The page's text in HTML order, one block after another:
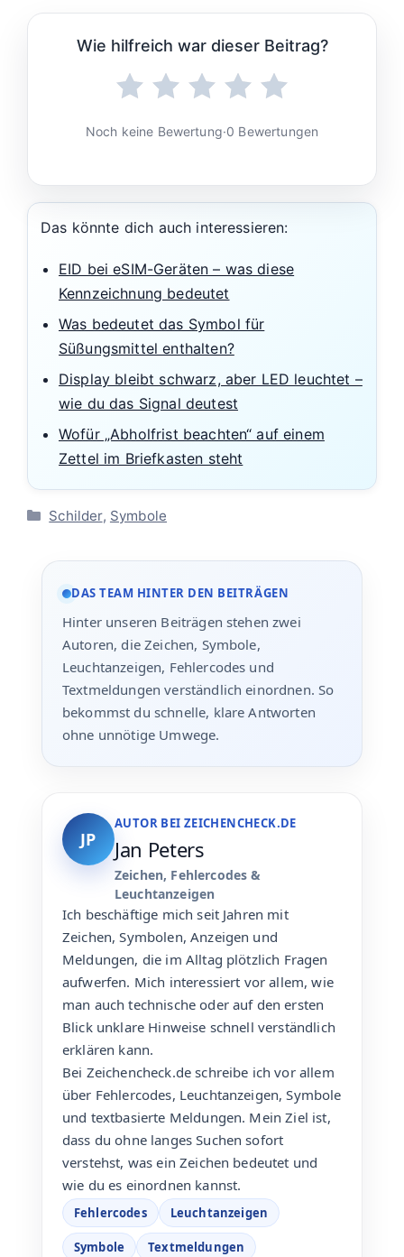
Wie hilfreich war dieser Beitrag?
Noch keine Bewertung·0 Bewertungen
Das könnte dich auch interessieren:
EID bei eSIM-Geräten – was diese
Kennzeichnung bedeutet
Was bedeutet das Symbol für
Süßungsmittel enthalten?
Display bleibt schwarz, aber LED leuchtet –
wie du das Signal deutest
Wofür „Abholfrist beachten“ auf einem
Zettel im Briefkasten steht
Kategorien
Schilder, Symbole
DAS TEAM HINTER DEN BEITRÄGEN
Hinter unseren Beiträgen stehen zwei
Autoren, die Zeichen, Symbole,
Leuchtanzeigen, Fehlercodes und
Textmeldungen verständlich einordnen. So
bekommst du schnelle, klare Antworten
ohne unnötige Umwege.
JP
AUTOR BEI ZEICHENCHECK.DE
Jan Peters
Zeichen, Fehlercodes &
Leuchtanzeigen
Ich beschäftige mich seit Jahren mit
Zeichen, Symbolen, Anzeigen und
Meldungen, die im Alltag plötzlich Fragen
aufwerfen. Mich interessiert vor allem, wie
man auch technische oder auf den ersten
Blick unklare Hinweise schnell verständlich
erklären kann.
Bei Zeichencheck.de schreibe ich vor allem
über Fehlercodes, Leuchtanzeigen, Symbole
und textbasierte Meldungen. Mein Ziel ist,
dass du ohne langes Suchen sofort
verstehst, was ein Zeichen bedeutet und
wie du es einordnen kannst.
Fehlercodes Leuchtanzeigen
Symbole Textmeldungen